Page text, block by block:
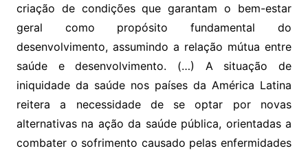
criação de condições que garantam o bem-estar
geral como propósito fundamental do
desenvolvimento, assumindo a relação mútua entre
saúde e desenvolvimento. (…) A situação de
iniquidade da saúde nos países da América Latina
reitera a necessidade de se optar por novas
alternativas na ação da saúde pública, orientadas a
combater o sofrimento causado pelas enfermidades